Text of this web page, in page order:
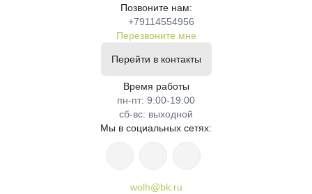
Позвоните нам:
+79114554956
Перезвоните мне
Перейти в контакты
Время работы
пн-пт: 9:00-19:00
сб-вс: выходной
Мы в социальных сетях:
wolh@bk.ru